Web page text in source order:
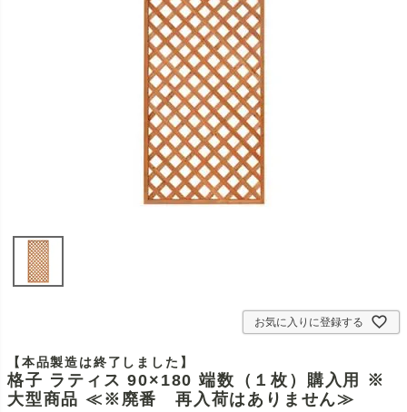
お気に入りに登録する
【本品製造は終了しました】
格子 ラティス 90×180 端数（１枚）購入用 ※
大型商品 ≪※廃番 再入荷はありません≫